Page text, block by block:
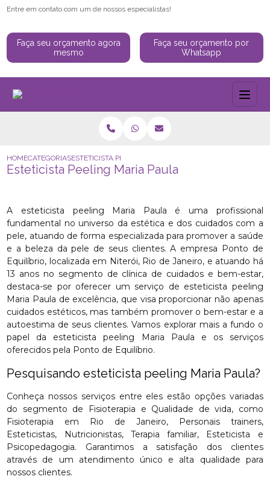
Entre em contato com um de nossos especialistas!
Faça seu orçamento agora
mesmo
Faça seu orçamento por
Whatsapp
HOMECATEGORIASESTETICISTA PEELING MARIA PAULA
Esteticista Peeling Maria Paula
A esteticista peeling Maria Paula é uma profissional
fundamental no universo da estética e dos cuidados com a
pele, atuando de forma especializada para promover a saúde
e a beleza da pele de seus clientes. A empresa Ponto de
Equilíbrio, localizada em Niterói, Rio de Janeiro, e atuando há
13 anos no segmento de clínica de cuidados e bem-estar,
destaca-se por oferecer um serviço de esteticista peeling
Maria Paula de excelência, que visa proporcionar não apenas
cuidados estéticos, mas também promover o bem-estar e a
autoestima de seus clientes. Vamos explorar mais a fundo o
papel da esteticista peeling Maria Paula e os serviços
oferecidos pela Ponto de Equilíbrio.
Pesquisando esteticista peeling Maria Paula?
Conheça nossos serviços entre eles estão opções variadas
do segmento de Fisioterapia e Qualidade de vida, como
Fisioterapia em Rio de Janeiro, Personais trainers,
Esteticistas, Nutricionistas, Terapia familiar, Esteticista e
Psicopedagogia. Garantimos a satisfação dos clientes
através de um atendimento único e alta qualidade para
nossos clientes.